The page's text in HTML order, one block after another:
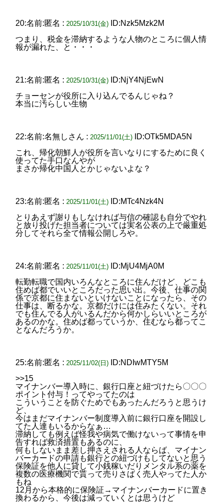
20:名前:匿名 : 2025/10/31(金)
ID:Nzk5Mzk2M
つまり、税金を滞納するような人物のところに個人情
報が漏れた、と・・・
21:名前:匿名 : 2025/10/31(金)
ID:NjY4NjEwN
チョーセンが役所に入り込んでるんじゃね？
本当に汚らしい生物
22:名前:名無しさん : 2025/11/01(土)
ID:OTk5MDA5N
これ、帰化朝鮮人が役所を言いなりにするために良く
使ってた手口なんやが
まさか帰化中国人とかじゃないよな？
23:名前:匿名 : 2025/11/01(土)
ID:MTc4Nzk4N
とりあえず謝りもしなければ与信の確認も自分でやれ
と放り投げた担当者については実名公表の上で厳重処
分してそれら全て情報公開しろや。
24:名前:匿名 : 2025/11/01(土)
ID:MjU4MjA0M
転勤転職で国内いろんなところに住んだけど、どこも
住めば都でいいところだった思い出。今後、仕事の関
係で京都に住まないといけないことになったら、その
仕事は、断るかな。京都だけには住みたくない。それ
でも住んでる人がいるんだから何かしらいいところが
あるのかな。住めば都っていうか、住むなら都ってこ
となんだろうか。
25:名前:匿名 : 2025/11/02(日)
ID:NDIwMTY5M
>>15
マイナンバー導入時に、銀行口座と紐づけたら〇〇〇
ポイント付与！ってやってたのは
こういうことを防ぐためでもあったんだろうと思うけ
ど、
今はまだマイナンバー制度導入前に銀行口座を開設し
てた人達もいるからなぁ…
滞納しても例えば怪我や病気で働けないって事情を申
告すれば救済措置もあるのに、
何もしないまま差し押さえされる人ならば、マイナン
バーカードの申請も銀行との紐づけもしてないと思う
保険証を他人に貸して小銭稼いだりメンタル系の薬を
複数の医療機関で貰って売りさばく売人やってた人か
もね
12月から本格的に保険証→マイナンバーカードに置き
換わるから、今後は減っていくとは思うけど